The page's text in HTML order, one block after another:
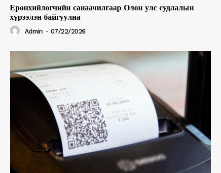
Ерөнхийлөгчийн санаачилгаар Олон улс судлалын
хүрээлэн байгуулна
Admin - 07/22/2026